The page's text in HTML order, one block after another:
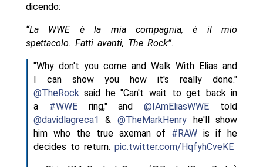
dicendo:
“La WWE è la mia compagnia, è il mio
spettacolo. Fatti avanti, The Rock”.
"Why don't you come and Walk With Elias and
I can show you how it's really done."
@TheRocksaid he "Can't wait to get back in
a #WWEring," and@IAmEliasWWE told
@davidlagreca1 & @TheMarkHenry he'll show
him who the true axeman of #RAW is if he
decides to return. pic.twitter.com/HqfyhCveKE